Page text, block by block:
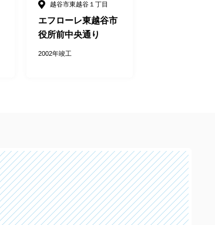
越谷市東越谷１丁目
エフローレ東越谷市
役所前中央通り
2002年竣工